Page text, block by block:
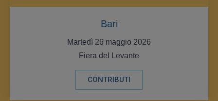
Bari
Martedì 26 maggio 2026
Fiera del Levante
CONTRIBUTI